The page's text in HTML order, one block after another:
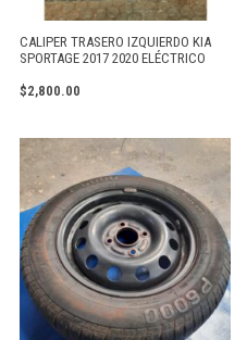
CALIPER TRASERO IZQUIERDO KIA
SPORTAGE 2017 2020 ELÉCTRICO
$2,800.00